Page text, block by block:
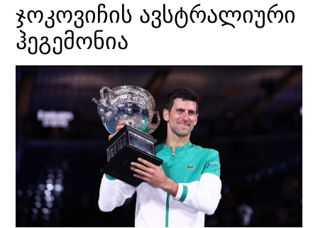
ჯოკოვიჩის ავსტრალიური
ჰეგემონია